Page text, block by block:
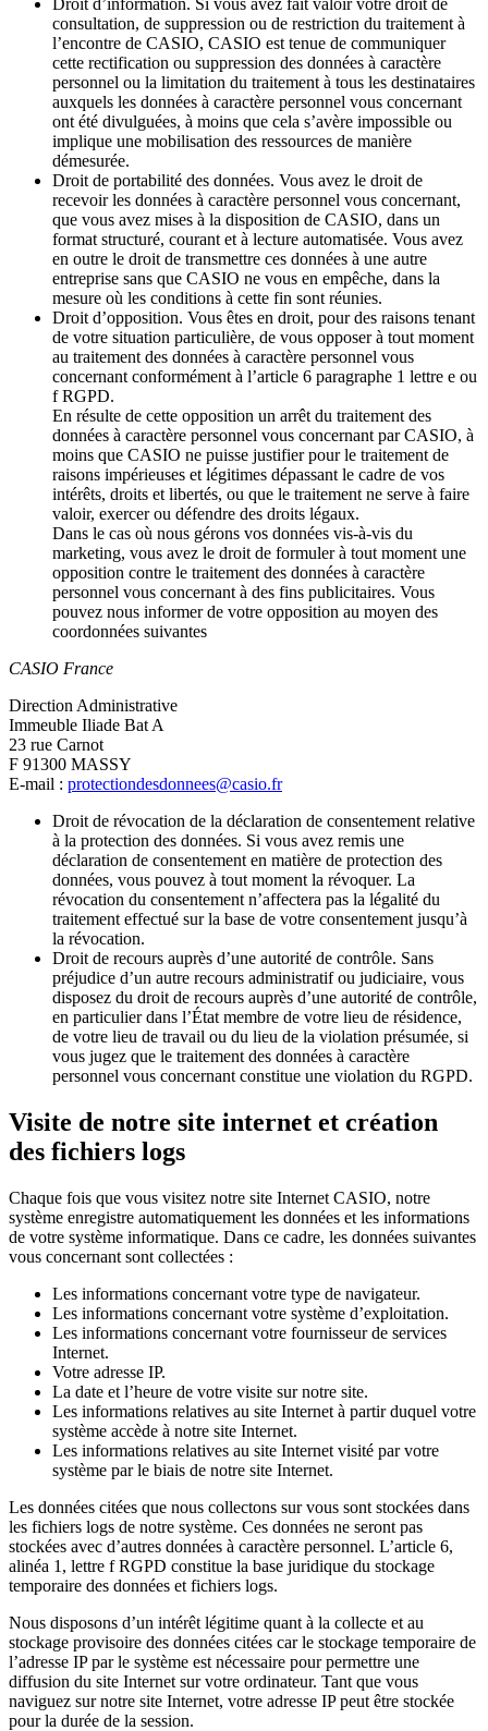
Droit d’information. Si vous avez fait valoir votre droit de
consultation, de suppression ou de restriction du traitement à
l’encontre de CASIO, CASIO est tenue de communiquer
cette rectification ou suppression des données à caractère
personnel ou la limitation du traitement à tous les destinataires
auxquels les données à caractère personnel vous concernant
ont été divulguées, à moins que cela s’avère impossible ou
implique une mobilisation des ressources de manière
démesurée.
Droit de portabilité des données. Vous avez le droit de
recevoir les données à caractère personnel vous concernant,
que vous avez mises à la disposition de CASIO, dans un
format structuré, courant et à lecture automatisée. Vous avez
en outre le droit de transmettre ces données à une autre
entreprise sans que CASIO ne vous en empêche, dans la
mesure où les conditions à cette fin sont réunies.
Droit d’opposition. Vous êtes en droit, pour des raisons tenant
de votre situation particulière, de vous opposer à tout moment
au traitement des données à caractère personnel vous
concernant conformément à l’article 6 paragraphe 1 lettre e ou
f RGPD.
En résulte de cette opposition un arrêt du traitement des
données à caractère personnel vous concernant par CASIO, à
moins que CASIO ne puisse justifier pour le traitement de
raisons impérieuses et légitimes dépassant le cadre de vos
intérêts, droits et libertés, ou que le traitement ne serve à faire
valoir, exercer ou défendre des droits légaux.
Dans le cas où nous gérons vos données vis-à-vis du
marketing, vous avez le droit de formuler à tout moment une
opposition contre le traitement des données à caractère
personnel vous concernant à des fins publicitaires. Vous
pouvez nous informer de votre opposition au moyen des
coordonnées suivantes
CASIO France
Direction Administrative
Immeuble Iliade Bat A
23 rue Carnot
F 91300 MASSY
E-mail : protectiondesdonnees@casio.fr
Droit de révocation de la déclaration de consentement relative
à la protection des données. Si vous avez remis une
déclaration de consentement en matière de protection des
données, vous pouvez à tout moment la révoquer. La
révocation du consentement n’affectera pas la légalité du
traitement effectué sur la base de votre consentement jusqu’à
la révocation.
Droit de recours auprès d’une autorité de contrôle. Sans
préjudice d’un autre recours administratif ou judiciaire, vous
disposez du droit de recours auprès d’une autorité de contrôle,
en particulier dans l’État membre de votre lieu de résidence,
de votre lieu de travail ou du lieu de la violation présumée, si
vous jugez que le traitement des données à caractère
personnel vous concernant constitue une violation du RGPD.
Visite de notre site internet et création
des fichiers logs
Chaque fois que vous visitez notre site Internet CASIO, notre
système enregistre automatiquement les données et les informations
de votre système informatique. Dans ce cadre, les données suivantes
vous concernant sont collectées :
Les informations concernant votre type de navigateur.
Les informations concernant votre système d’exploitation.
Les informations concernant votre fournisseur de services
Internet.
Votre adresse IP.
La date et l’heure de votre visite sur notre site.
Les informations relatives au site Internet à partir duquel votre
système accède à notre site Internet.
Les informations relatives au site Internet visité par votre
système par le biais de notre site Internet.
Les données citées que nous collectons sur vous sont stockées dans
les fichiers logs de notre système. Ces données ne seront pas
stockées avec d’autres données à caractère personnel. L’article 6,
alinéa 1, lettre f RGPD constitue la base juridique du stockage
temporaire des données et fichiers logs.
Nous disposons d’un intérêt légitime quant à la collecte et au
stockage provisoire des données citées car le stockage temporaire de
l’adresse IP par le système est nécessaire pour permettre une
diffusion du site Internet sur votre ordinateur. Tant que vous
naviguez sur notre site Internet, votre adresse IP peut être stockée
pour la durée de la session.